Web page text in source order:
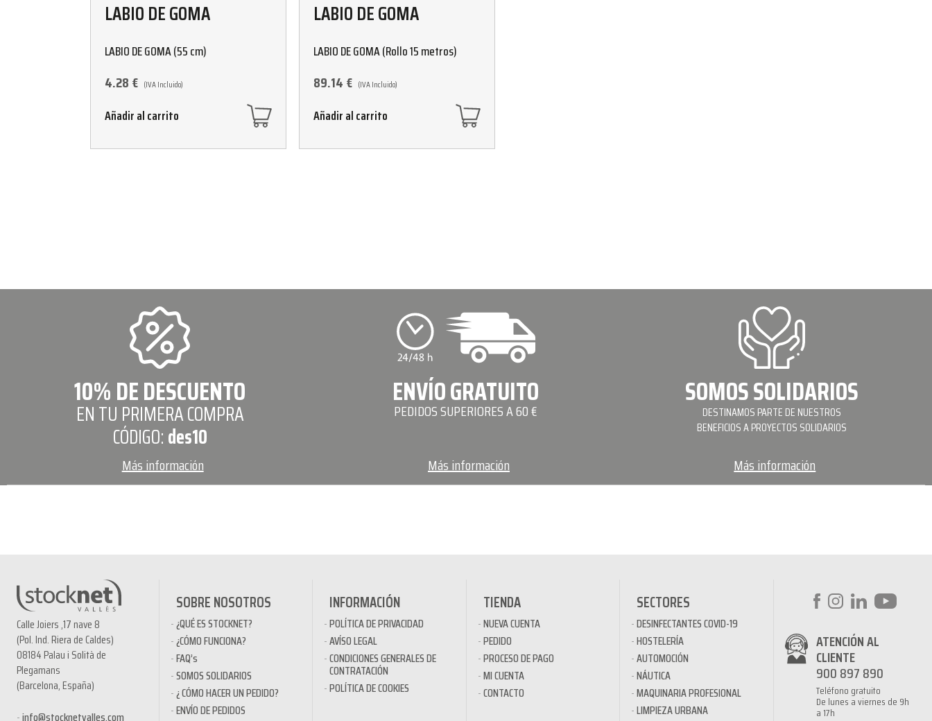
LABIO DE GOMA
LABIO DE GOMA (55 cm)
4.28€ (IVA Incluido)
Añadir al carrito
LABIO DE GOMA
LABIO DE GOMA (Rollo 15 metros)
89.14€ (IVA Incluido)
Añadir al carrito
10% DE DESCUENTO
EN TU PRIMERA COMPRA
CÓDIGO:des10
Más información
ENVÍO GRATUITO
PEDIDOS SUPERIORES A 60 €
Más información
SOMOS SOLIDARIOS
DESTINAMOS PARTE DE NUESTROS
BENEFICIOS A PROYECTOS SOLIDARIOS
Más información
Calle Joiers ,17 nave 8
(Pol. Ind. Riera de Caldes)
08184 Palau i Solità de
Plegamans
(Barcelona, España)
info@stocknetvalles.com
SOBRE NOSOTROS
¿QUÉ ES STOCKNET?
¿CÓMO FUNCIONA?
FAQ’s
SOMOS SOLIDARIOS
¿ CÓMO HACER UN PEDIDO?
ENVÍO DE PEDIDOS
INFORMACIÓN
POLÍTICA DE PRIVACIDAD
AVÍSO LEGAL
CONDICIONES GENERALES DE
CONTRATACIÓN
POLÍTICA DE COOKIES
TIENDA
NUEVA CUENTA
PEDIDO
PROCESO DE PAGO
MI CUENTA
CONTACTO
SECTORES
DESINFECTANTES COVID-19
HOSTELERÍA
AUTOMOCIÓN
NÁUTICA
MAQUINARIA PROFESIONAL
LIMPIEZA URBANA
ATENCIÓN AL
CLIENTE
900 897 890
Teléfono gratuito
De lunes a viernes de 9h
a 17h